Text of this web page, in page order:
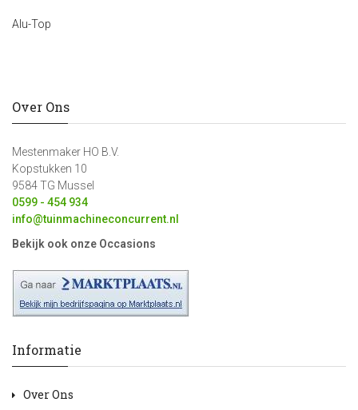
Alu-Top
Over Ons
Mestenmaker HO B.V.
Kopstukken 10
9584 TG Mussel
0599 - 454 934
info@tuinmachineconcurrent.nl
Bekijk ook onze Occasions
Informatie
Over Ons